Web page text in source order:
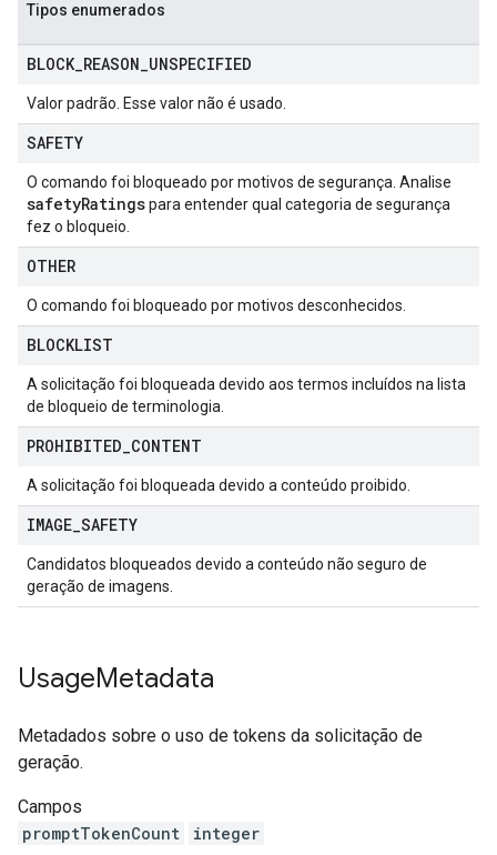
Tipos enumerados
BLOCK_ REASON UNSPECIFIED
Valor padrão. Esse valor não é usado.
SAFETY
O comando foi bloqueado por motivos de segurança. Analise
safetyRatingspara entender qual categoria de segurança
fez o bloqueio.
OTHER
O comando foi bloqueado por motivos desconhecidos.
BLOCKLIST
A solicitação foi bloqueada devido aos termos incluídos na lista
de bloqueio de terminologia.
PROHIBITED CONTENT
A solicitação foi bloqueada devido a conteúdo proibido.
IMAGE SAFETY
Candidatos bloqueados devido a conteúdo não seguro de
geração de imagens.
UsageMetadata
Metadados sobre o uso de tokens da solicitação de
geração.
Campos
promptTokenCount
integer